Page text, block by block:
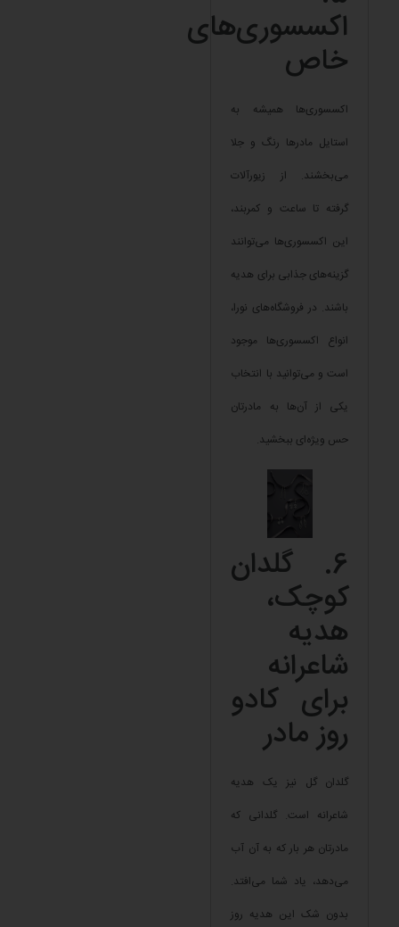
اکسسوری‌های
خاص
اکسسوری‌ها همیشه به
استایل مادرها رنگ و جلا
می‌بخشند. از زیورآلات
گرفته تا ساعت و کمربند،
این اکسسوری‌ها می‌توانند
گزینه‌های جذابی برای هدیه
باشند. در فروشگاه‌های نورا،
انواع اکسسوری‌ها موجود
است و می‌توانید با انتخاب
یکی از آن‌ها به مادرتان
حس ویژه‌ای ببخشید.
6. گلدان
کوچک،
هدیه
شاعرانه
برای کادو
روز مادر
گلدان گل نیز یک هدیه
شاعرانه است. گلدانی که
مادرتان هر بار که به آن آب
می‌دهد، یاد شما می‌افتد.
بدون شک این هدیه روز